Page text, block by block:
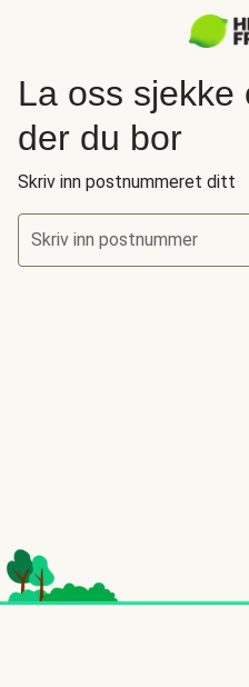
La oss sjekke
der du bor
Skriv inn postnummeret ditt
Skriv inn postnummer